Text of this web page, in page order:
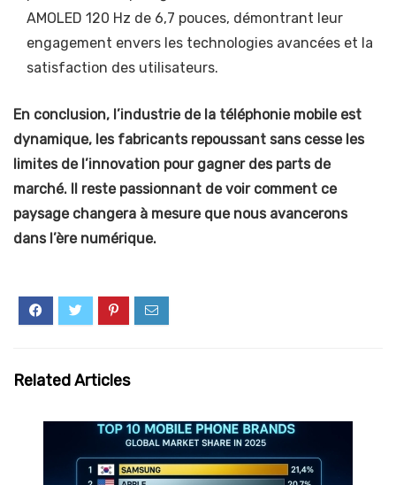
AMOLED 120 Hz de 6,7 pouces, démontrant leur
engagement envers les technologies avancées et la
satisfaction des utilisateurs.
En conclusion, l’industrie de la téléphonie mobile est
dynamique, les fabricants repoussant sans cesse les
limites de l’innovation pour gagner des parts de
marché. Il reste passionnant de voir comment ce
paysage changera à mesure que nous avancerons
dans l’ère numérique.
Related Articles